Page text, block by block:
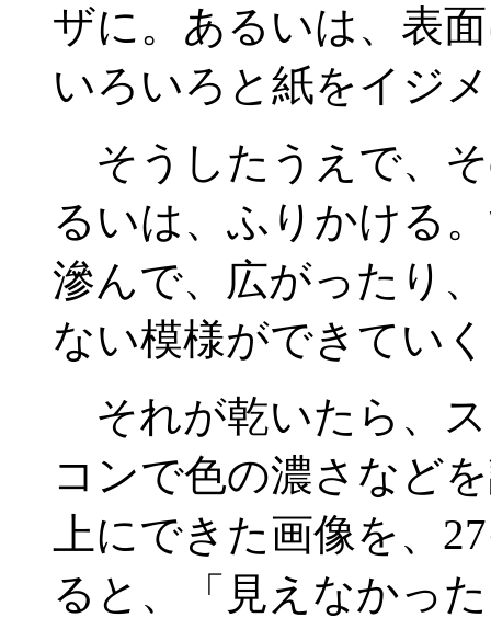
ザに。あるいは、表
いろいろと紙をイジ
そうしたうえで、
るいは、ふりかける
滲んで、広がったり
ない模様ができてい
それが乾いたら、
コンで色の濃さなど
上にできた画像を、
ると、「見えなかっ